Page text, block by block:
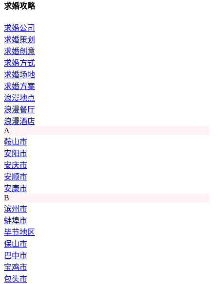
求婚攻略
求婚公司
求婚策划
求婚创意
求婚方式
求婚场地
求婚方案
浪漫地点
浪漫餐厅
浪漫酒店
A
鞍山市
安阳市
安庆市
安顺市
安康市
B
滨州市
蚌埠市
毕节地区
保山市
巴中市
宝鸡市
包头市